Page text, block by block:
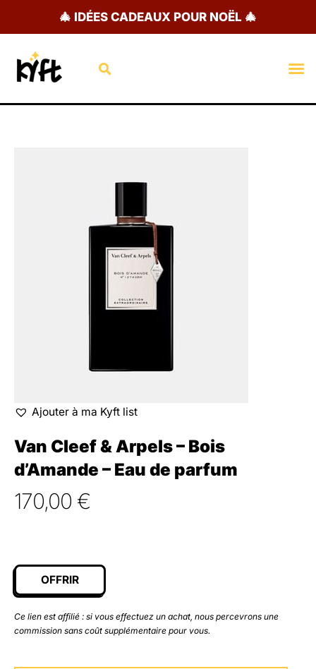
🎄 IDÉES CADEAUX POUR NOËL 🎄
Rechercher
Ajouter à ma Kyft list
Van Cleef & Arpels – Bois
d’Amande – Eau de parfum
170,00 €
OFFRIR
Ce lien est affilié : si vous effectuez un achat, nous percevrons une
commission sans coût supplémentaire pour vous.